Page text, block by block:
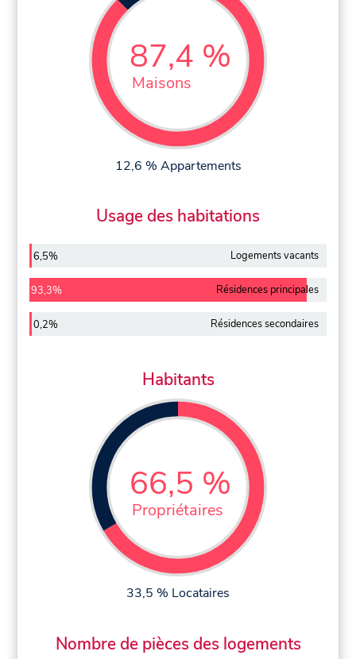
87,4 %
Maisons
12,6 % Appartements
Usage des habitations
6,5% Logements vacants
93,3% Résidences principales
0,2% Résidences secondaires
Habitants
66,5 %
Propriétaires
33,5 % Locataires
Nombre de pièces des logements